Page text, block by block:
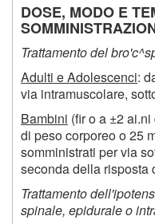
DOSE, MODO E
Trattamento del
Adulti e Adolescenci:
via intramuscolare,
Bambini (fir o a ±2
di peso corporeo o 25
somministrati per via
seconda della risposta
Trattamento
spinale, epidurale o